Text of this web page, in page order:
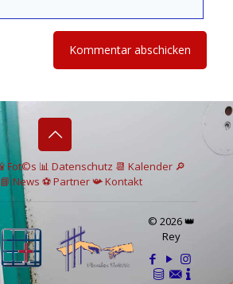
Fot©s 📊 Datenschutz 📆 Kalender 🔎
📘 News ⚽Partner📯Kontakt
© 2026 👑
Rey